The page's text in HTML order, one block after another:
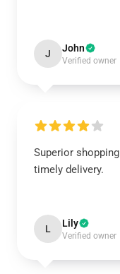
J John
Verified owner
Superior
timely delivery.
L Lily
Verified owner